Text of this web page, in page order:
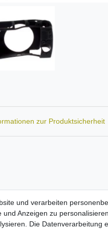
zur Produktsicherheit
und verarbeiten
Anzeigen zu
Die Datenverarbeitung